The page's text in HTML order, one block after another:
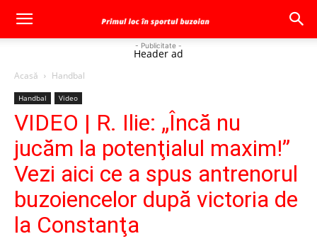
- Publicitate -
Header ad
Acasă Handbal
Handbal Video
VIDEO | R. Ilie: „Încă nu
jucăm la potenţialul maxim!”
Vezi aici ce a spus antrenorul
buzoiencelor după victoria de
la Constanţa